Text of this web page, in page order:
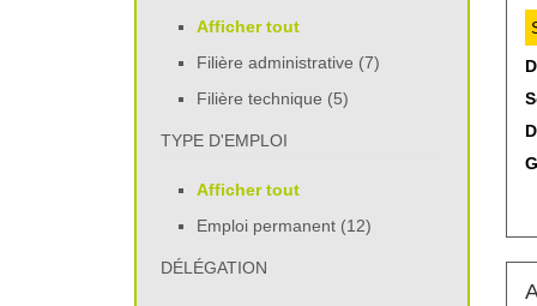
Afficher tout
Filière administrative (7)
Filière technique (5)
TYPE D'EMPLOI
Afficher tout
Emploi permanent (12)
DÉLÉGATION